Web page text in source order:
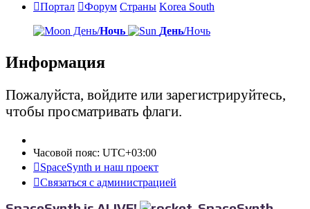
Портал Форум Страны Korea South
День/Ночь День/Ночь
Информация
Пожалуйста, войдите или зарегистрируйтесь,
чтобы просматривать флаги.
Часовой пояс: UTC+03:00
SpaceSynth и наш проект
Связаться с администрацией